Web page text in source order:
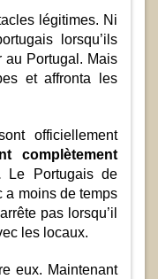
légitimes. Ni
lorsqu’ils
au Portugal. Mais
et affronta les
officiellement
complètement
Le Portugais de
a moins de temps
pas lorsqu’il
les locaux.
eux. Maintenant